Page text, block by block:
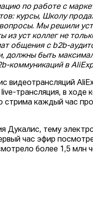
по работе с
курсы, Школу
Мы решили
уст коллег не
общения с b2b-
должны быть
коммуникаций в
видеотрансляций
live-трансляция, в ходе
стрима каждый час
Дукалис, тему
час эфир
более 1,5 млн